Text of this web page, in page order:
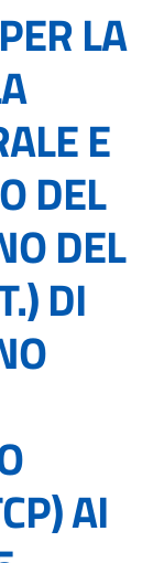
LA
E
DEL
DEL
DI
AI